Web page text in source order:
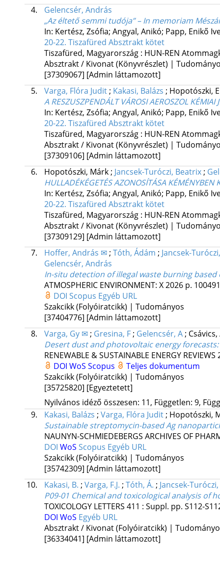
4.
Gelencsér, András
„Az éltető semmi tudója” – In memoriam
In: Kertész, Zsófia; Angyal, Anikó; Papp, Enikő
20-22. Tiszafüred Absztrakt kötet
Tiszafüred, Magyarország : HUN-REN
Absztrakt / Kivonat (Könyvrészlet) |
[37309067] [Admin láttamozott]
5.
Varga, Flóra Judit; Kakasi, Balázs ; Hopotószki,
A RESZUSZPENDÁLT VÁROSI AEROSZOL KÉMIAI
In: Kertész, Zsófia; Angyal, Anikó; Papp, Enikő
20-22. Tiszafüred Absztrakt kötet
Tiszafüred, Magyarország : HUN-REN
Absztrakt / Kivonat (Könyvrészlet) |
[37309106] [Admin láttamozott]
6.
Hopotószki, Márk; Jancsek-Turóczi, Beatrix;
HULLADÉKÉGETÉS AZONOSÍTÁSA KÉMÉNYBEN
In: Kertész, Zsófia; Angyal, Anikó; Papp, Enikő
20-22. Tiszafüred Absztrakt kötet
Tiszafüred, Magyarország : HUN-REN
Absztrakt / Kivonat (Könyvrészlet) |
[37309129] [Admin láttamozott]
7.
Hoffer, András ✉; Tóth, Ádám ; Jancsek-
Gelencsér, András
In-situ detection of illegal waste burning
ATMOSPHERIC ENVIRONMENT: X2026 p.
DOI Scopus Egyéb URL
Szakcikk (Folyóiratcikk) | Tudományos
[37404776] [Admin láttamozott]
8.
Varga, Gy ✉; Gresina, F; Gelencsér, A;
Desert dust and photovoltaic energy
RENEWABLE & SUSTAINABLE ENERGY REVIEWS
DOI WoS Scopus
Teljes dokumentum
Szakcikk (Folyóiratcikk) | Tudományos
[35725820] [Egyeztetett]
Nyilvános idéző összesen: 11, Független: 9,
9.
Kakasi, Balázs ; Varga, Flóra Judit; Hopotószki,
Sustainable streptomycin-based Ag
NAUNYN-SCHMIEDEBERGS ARCHIVES OF
DOI WoS Scopus Egyéb URL
Szakcikk (Folyóiratcikk) | Tudományos
[35742309] [Admin láttamozott]
10.
Kakasi, B. ; Varga, F.J. ; Tóth, Á. ; Jancsek-Turóczi,
P09-01 Chemical and toxicological analysis of
TOXICOLOGY LETTERS 411 : Suppl. pp. S112-
DOI WoS Egyéb URL
Absztrakt / Kivonat (Folyóiratcikk) |
[36334041] [Admin láttamozott]